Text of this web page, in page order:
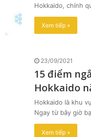
Hokkaido, chính
Xem tiếp »
23/09/2021
15 điểm
Hokkaido
Hokkaido là khu
Ngay từ bây giờ
Xem tiếp »